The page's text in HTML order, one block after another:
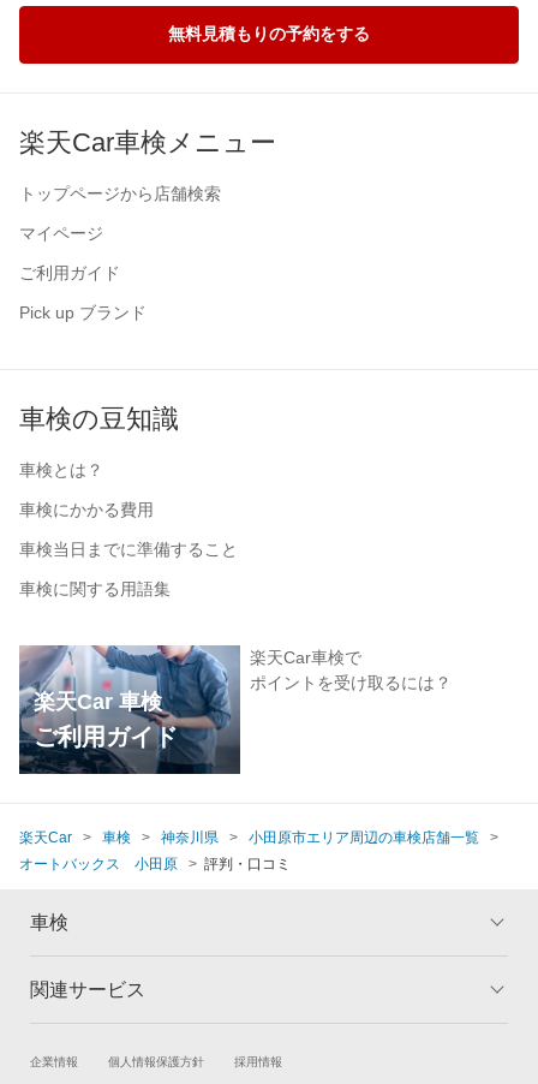
無料見積もりの予約をする
楽天Car車検メニュー
トップページから店舗検索
マイページ
ご利用ガイド
Pick up ブランド
車検の豆知識
車検とは？
車検にかかる費用
車検当日までに準備すること
車検に関する用語集
楽天Car 車検
ご利用ガイド
楽天Car車検で
ポイントを受け取るには？
楽天Car 車検 神奈川県
小田原市エリア周辺の車検店舗一覧
オートバックス 小田原
評判・口コミ
車検
トップ
車検の基礎知識 キャンペーン一覧
関連サービス
試乗・商談 新車購入
企業情報 個人情報保護方針 採用情報